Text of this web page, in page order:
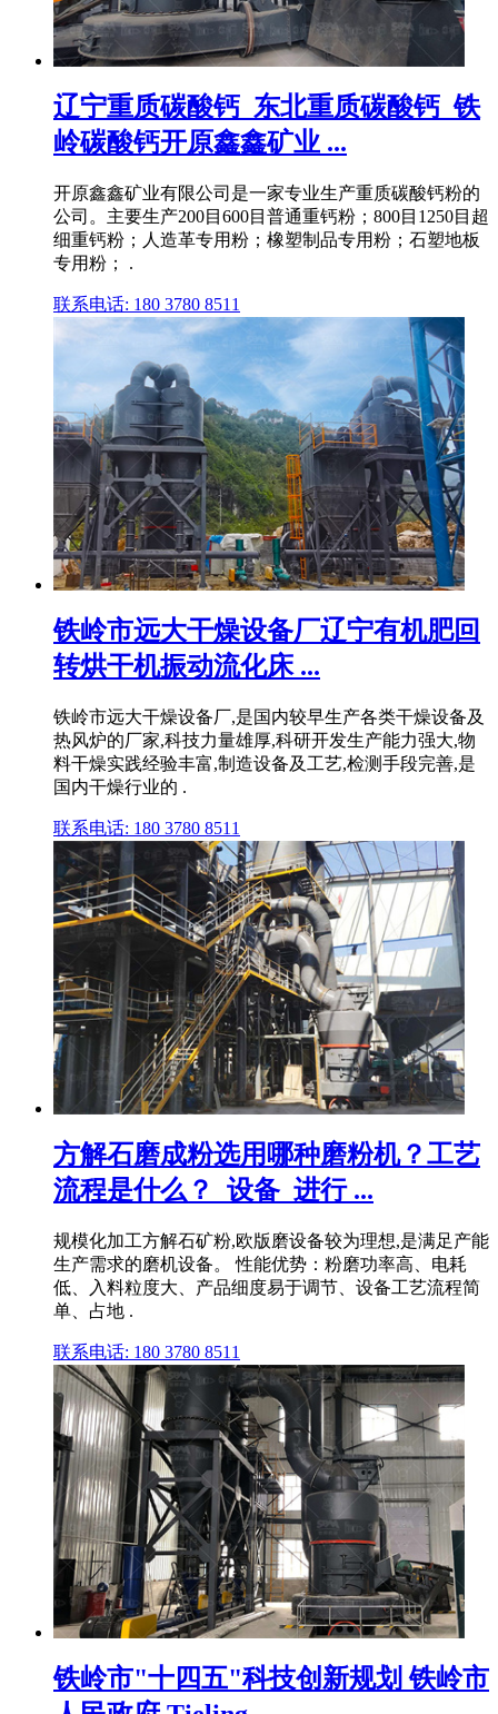
辽宁重质碳酸钙_东北重质碳酸钙_铁
岭碳酸钙开原鑫鑫矿业 ...
开原鑫鑫矿业有限公司是一家专业生产重质碳酸钙粉的
公司。主要生产200目600目普通重钙粉；800目1250目超
细重钙粉；人造革专用粉；橡塑制品专用粉；石塑地板
专用粉； .
联系电话: 180 3780 8511
铁岭市远大干燥设备厂辽宁有机肥回
转烘干机振动流化床 ...
铁岭市远大干燥设备厂,是国内较早生产各类干燥设备及
热风炉的厂家,科技力量雄厚,科研开发生产能力强大,物
料干燥实践经验丰富,制造设备及工艺,检测手段完善,是
国内干燥行业的 .
联系电话: 180 3780 8511
方解石磨成粉选用哪种磨粉机？工艺
流程是什么？_设备_进行 ...
规模化加工方解石矿粉,欧版磨设备较为理想,是满足产能
生产需求的磨机设备。 性能优势：粉磨功率高、电耗
低、入料粒度大、产品细度易于调节、设备工艺流程简
单、占地 .
联系电话: 180 3780 8511
铁岭市"十四五"科技创新规划 铁岭市